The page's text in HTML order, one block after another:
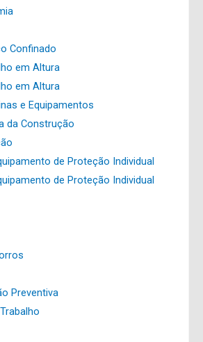
Confinado
em Altura
em Altura
e Equipamentos
da Construção
de Proteção Individual
de Proteção Individual
Preventiva